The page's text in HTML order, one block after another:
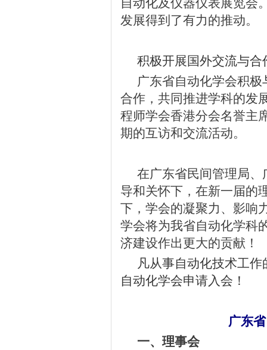
自动化及仪器仪表展览会
发展得到了有力的推动。
积极开展国外交流与合
广东省自动化学会积
合作，共同推进学科的发
程师学会香港分会名誉主
期的互访和交流活动。
在广东省民间管理局
导和关怀下，在新一届的
下，学会的凝聚力、影响
学会将为我省自动化学科
济建设作出更大的贡献！
凡从事自动化技术工
自动化学会申请入会！
广东
一、理事会